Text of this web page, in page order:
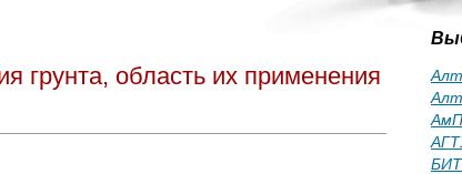
грунта, область их применения